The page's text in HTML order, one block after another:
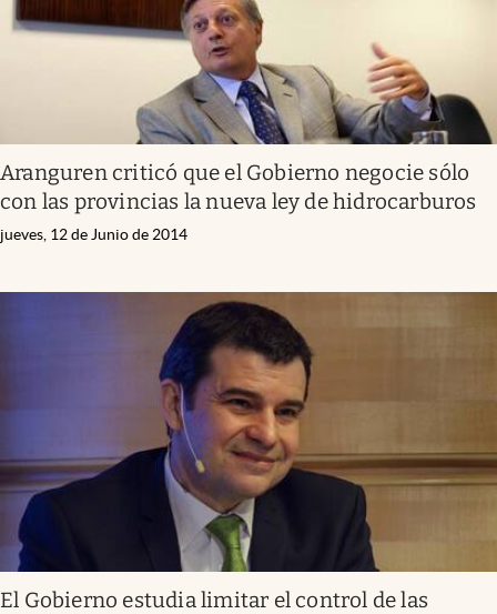
Aranguren criticó que el Gobierno negocie sólo
con las provincias la nueva ley de hidrocarburos
jueves, 12 de Junio de 2014
El Gobierno estudia limitar el control de las